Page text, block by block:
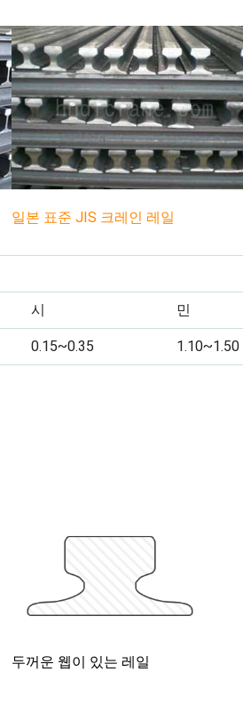
일본 표준 JIS 크레인 레일
시 민
0.15~0.35 1.10~1.50
두꺼운 웹이 있는 레일